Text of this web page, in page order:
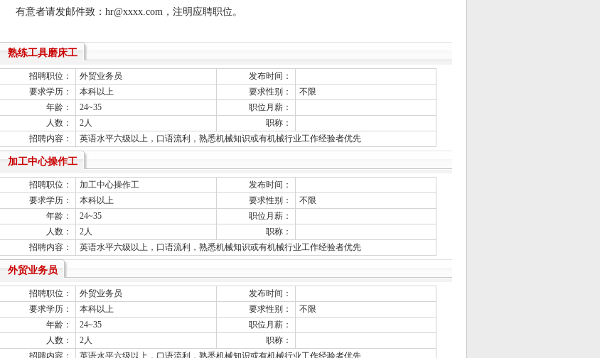
有意者请发邮件致：hr@xxxx.com，注明应聘职位。
熟练工具磨床工
招聘职位： 外贸业务员
发布时间：
要求学历：
本科以上 要求性别：
不限
年龄：
24~35
职位月薪：
人数：
2人
职称：
招聘内容：
英语水平六级以上，口语流利，熟悉机械知识或有机械行业工作经验者优先
加工中心操作工
招聘职位： 加工中心操作工
发布时间：
要求学历：
本科以上 要求性别：
不限
年龄：
24~35
职位月薪：
人数：
2人
职称：
招聘内容：
英语水平六级以上，口语流利，熟悉机械知识或有机械行业工作经验者优先
外贸业务员
招聘职位： 外贸业务员
发布时间：
要求学历：
本科以上 要求性别：
不限
年龄：
24~35
职位月薪：
人数：
2人
职称：
招聘内容：
英语水平六级以上，口语流利，熟悉机械知识或有机械行业工作经验者优先